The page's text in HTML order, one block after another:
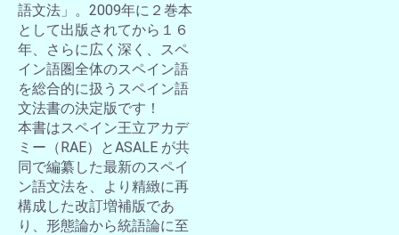
語文法」。2009年に２巻本
として出版されてから１６
年、さらに広く深く、スペ
イン語圏全体のスペイン語
を総合的に扱うスペイン語
文法書の決定版です！
本書はスペイン王立アカデ
ミー（RAE）とASALE が共
同で編纂した最新のスペイ
ン語文法を、より精緻に再
構成した改訂増補版であ
り、形態論から統語論に至